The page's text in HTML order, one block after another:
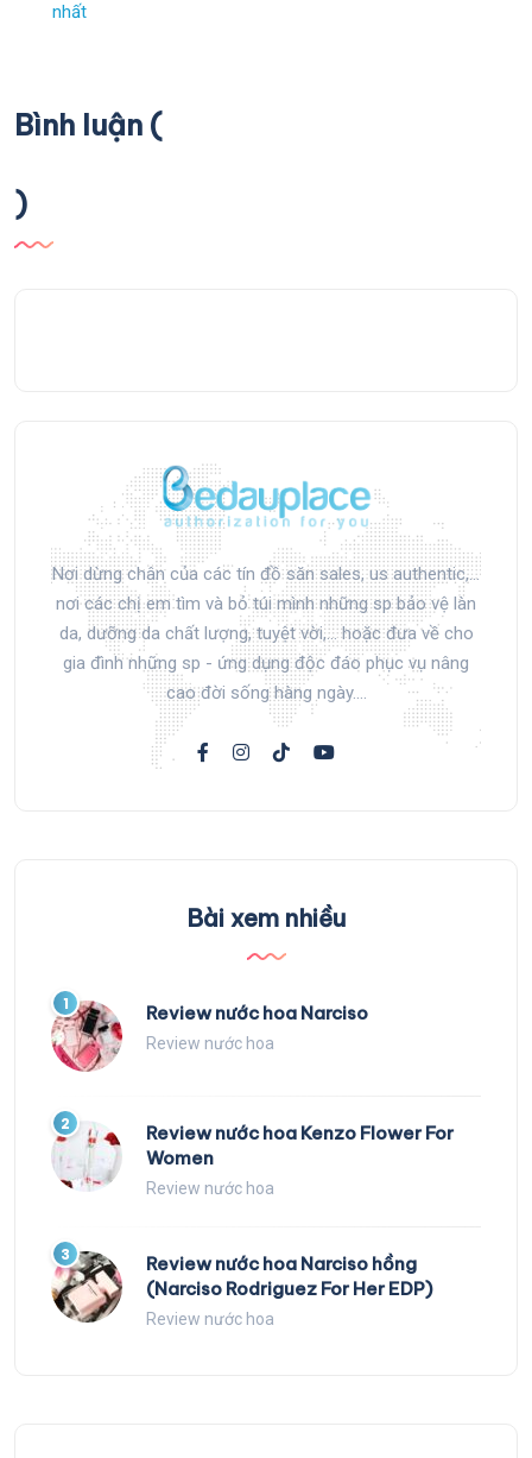
nhất
Bình luận (
)
Nơi dừng chân của các tín đồ săn sales, us authentic,...
nơi các chị em tìm và bỏ túi mình những sp bảo vệ làn
da, dưỡng da chất lượng, tuyệt vời,... hoặc đưa về cho
gia đình những sp - ứng dụng độc đáo phục vụ nâng
cao đời sống hàng ngày....
Bài xem nhiều
1 Review nước hoa Narciso
Review nước hoa
2
Review nước hoa Kenzo Flower For
Women
Review nước hoa
3
Review nước hoa Narciso hồng
(Narciso Rodriguez For Her EDP)
Review nước hoa